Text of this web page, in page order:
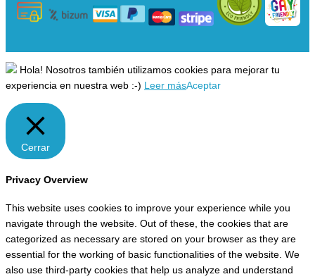
Hola! Nosotros también utilizamos cookies para mejorar tu
experiencia en nuestra web :-)
Leer másAceptar
Cerrar
Privacy Overview
This website uses cookies to improve your experience while you
navigate through the website. Out of these, the cookies that are
categorized as necessary are stored on your browser as they are
essential for the working of basic functionalities of the website. We
also use third-party cookies that help us analyze and understand